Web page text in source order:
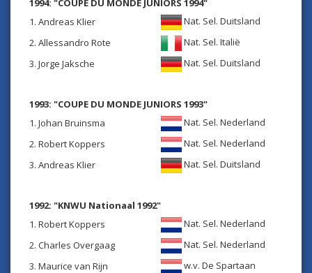
1994: "COUPE DU MONDE JUNIORS 1994"
1. Andreas Klier
Nat. Sel. Duitsland
2. Allessandro Rote
Nat. Sel. Italië
3. Jorge Jaksche
Nat. Sel. Duitsland
1993: "COUPE DU MONDE JUNIORS 1993"
1. Johan Bruinsma
Nat. Sel. Nederland
2. Robert Koppers
Nat. Sel. Nederland
3. Andreas Klier
Nat. Sel. Duitsland
1992: "KNWU Nationaal 1992"
1. Robert Koppers
Nat. Sel. Nederland
2. Charles Overgaag
Nat. Sel. Nederland
3. Maurice van Rijn
w.v. De Spartaan